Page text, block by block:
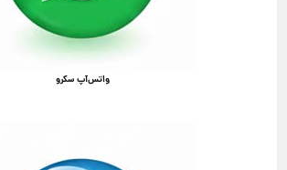
واتس‌آپ سکرو